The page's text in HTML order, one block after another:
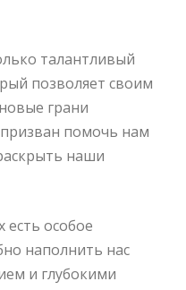
талантливый
позволяет своим
грани
помочь нам
наши
есть особое
наполнить нас
и глубокими